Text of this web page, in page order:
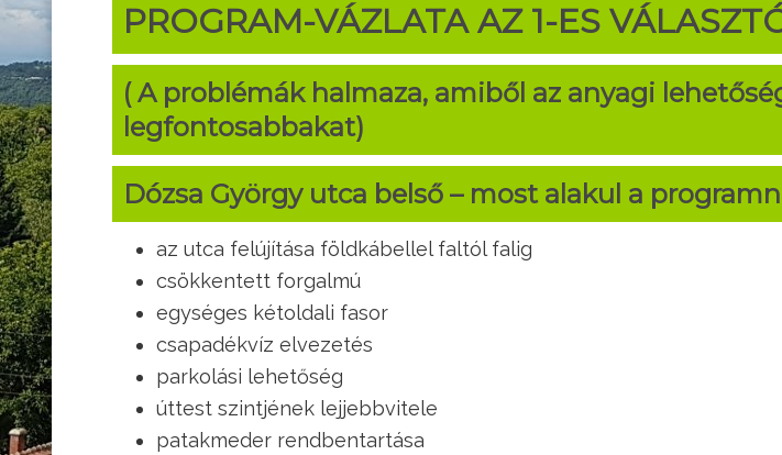
PROGRAM-VÁZLATA AZ 1-ES
( A problémák halmaza, amiből az anyagi
legfontosabbakat)
Dózsa György utca belső – most alakul a
az utca felújítása földkábellel faltól falig
csökkentett forgalmú
egységes kétoldali fasor
csapadékvíz elvezetés
parkolási lehetőség
úttest szintjének lejjebbvitele
patakmeder rendbentartása